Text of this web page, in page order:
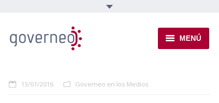
MENÚ
EJES TEMÁTICOS
13/01/2016 Governeo en los Medios